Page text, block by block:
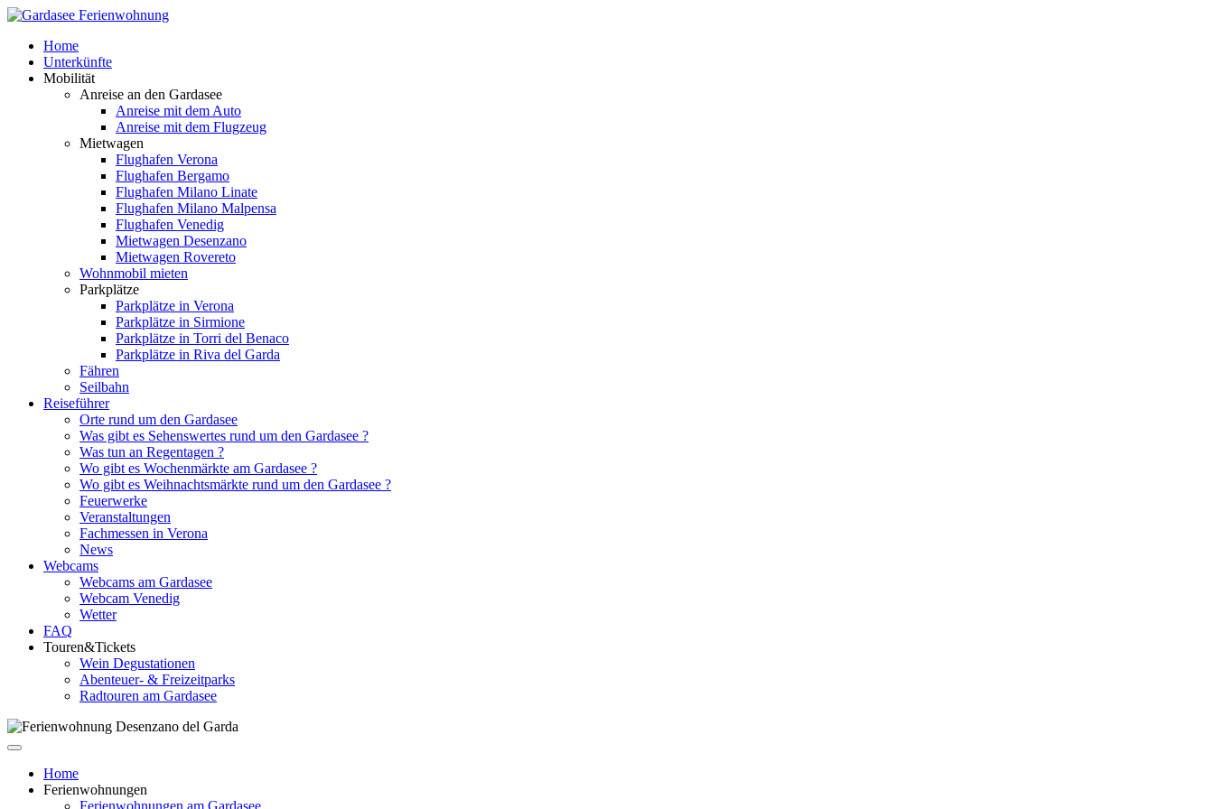
Home
Unterkünfte
Mobilität
Anreise an den Gardasee
Anreise mit dem Auto
Anreise mit dem Flugzeug
Mietwagen
Flughafen Verona
Flughafen Bergamo
Flughafen Milano Linate
Flughafen Milano Malpensa
Flughafen Venedig
Mietwagen Desenzano
Mietwagen Rovereto
Wohnmobil mieten
Parkplätze
Parkplätze in Verona
Parkplätze in Sirmione
Parkplätze in Torri del Benaco
Parkplätze in Riva del Garda
Fähren
Seilbahn
Reiseführer
Orte rund um den Gardasee
Was gibt es Sehenswertes rund um den Gardasee ?
Was tun an Regentagen ?
Wo gibt es Wochenmärkte am Gardasee ?
Wo gibt es Weihnachtsmärkte rund um den Gardasee ?
Feuerwerke
Veranstaltungen
Fachmessen in Verona
News
Webcams
Webcams am Gardasee
Webcam Venedig
Wetter
FAQ
Touren&Tickets
Wein Degustationen
Abenteuer- & Freizeitparks
Radtouren am Gardasee
Home
Ferienwohnungen
Ferienwohnungen am Gardasee